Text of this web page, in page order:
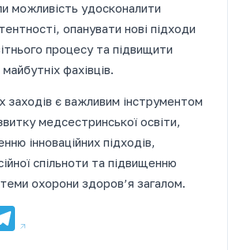
можливість удосконалити
опанувати нові підходи
процесу та підвищити
фахівців.
заходів є важливим інструментом
медсестринської освіти,
інноваційних підходів,
спільноти та підвищенню
охорони здоров’я загалом.
Telegram